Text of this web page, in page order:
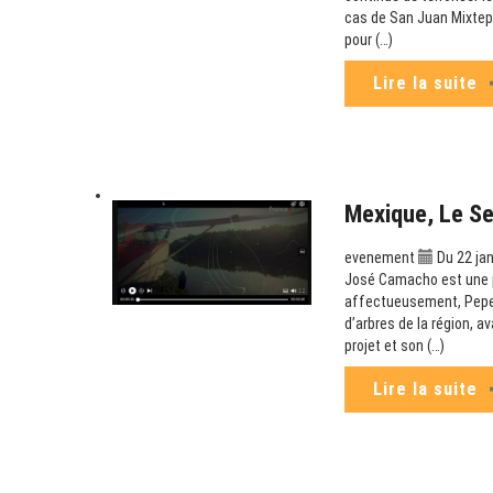
cas de San Juan
pour (…)
Lire la suite
Mexique, Le
evenement
Du 22
José Camacho est une
affectueusement,
d’arbres de la région,
projet et son (…)
Lire la suite